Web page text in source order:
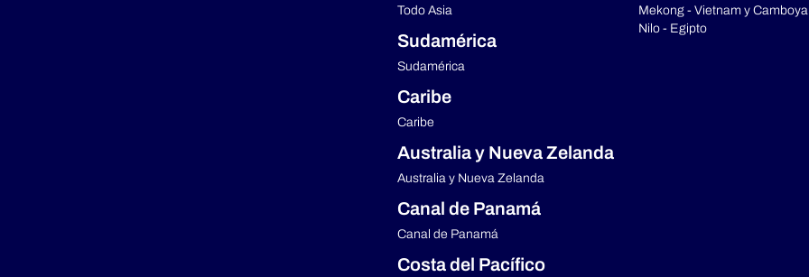
Todo Asia
Sudamérica
Sudamérica
Caribe
Caribe
Australia y Nueva Zelanda
Australia y Nueva Zelanda
Canal de Panamá
Canal de Panamá
Costa del Pacífico
Mekong - Vietnam y Camboya
Nilo - Egipto